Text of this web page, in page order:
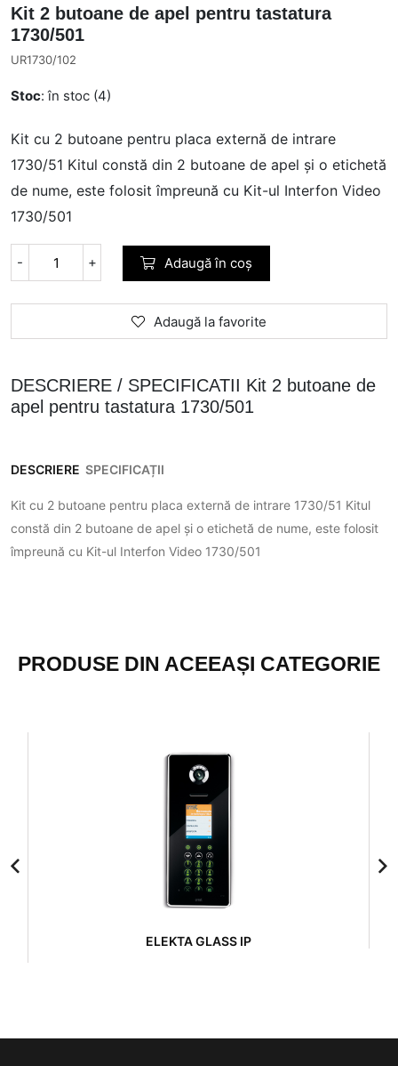
Kit 2 butoane de apel pentru tastatura
1730/501
UR1730/102
Stoc: în stoc (4)
Kit cu 2 butoane pentru placa externă de intrare
1730/51 Kitul constă din 2 butoane de apel și o etichetă
de nume, este folosit împreună cu Kit-ul Interfon Video
1730/501
- + Adaugă în coș
Adaugă la favorite
DESCRIERE / SPECIFICATII Kit 2 butoane de
apel pentru tastatura 1730/501
DESCRIERE SPECIFICAȚII
Kit cu 2 butoane pentru placa externă de intrare 1730/51 Kitul
constă din 2 butoane de apel și o etichetă de nume, este folosit
împreună cu Kit-ul Interfon Video 1730/501
PRODUSE DIN ACEEAȘI CATEGORIE
ELEKTA GLASS IP